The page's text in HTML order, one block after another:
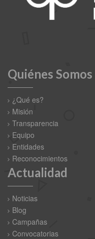
Quiénes Somos
¿Qué es?
Misión
Transparencia
Equipo
Entidades
Reconocimientos
Actualidad
Noticias
Blog
Campañas
Convocatorias